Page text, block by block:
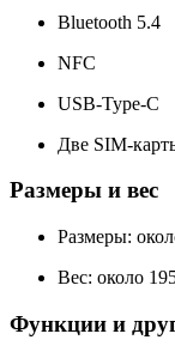
Bluetooth 5.4
NFC
USB-Type-C
Две SIM-
Размеры и вес
Размеры:
Вес: около
Функции и